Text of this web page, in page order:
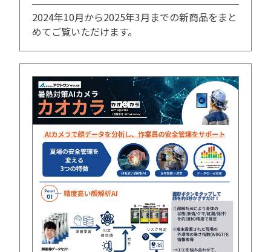
2024年10月から2025年3月までの新商品をまと
めてご覧いただけます。